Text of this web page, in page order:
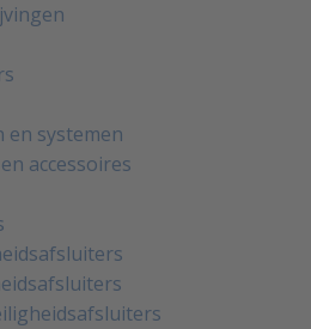
en systemen
accessoires